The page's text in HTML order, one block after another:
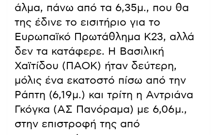
άλμα, πάνω από τα 6,35μ., που θα
της έδινε το εισιτήριο για το
Ευρωπαϊκό Πρωτάθλημα Κ23, αλλά
δεν τα κατάφερε. Η Βασιλική
Χαϊτίδου (ΠΑΟΚ) ήταν δεύτερη,
μόλις ένα εκατοστό πίσω από την
Ράπτη (6,19μ.) και τρίτη η Αντριάνα
Γκόγκα (ΑΣ Πανόραμα) με 6,06μ.,
στην επιστροφή της από